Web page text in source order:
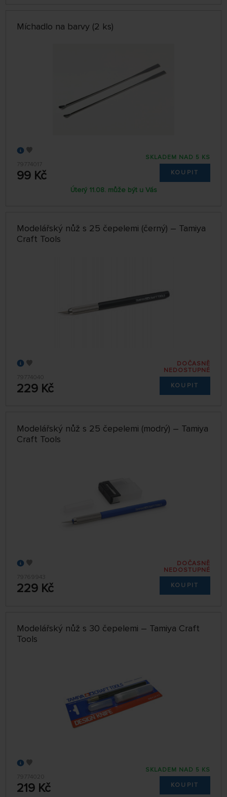
Míchadlo na barvy (2 ks)
79774017
99 Kč
SKLADEM NAD 5 KS
KOUPIT
Úterý 11.08. může být u Vás
Modelářský nůž s 25 čepelemi (černý) – Tamiya
Craft Tools
79774040
229 Kč
DOČASNĚ
NEDOSTUPNÉ
KOUPIT
Modelářský nůž s 25 čepelemi (modrý) – Tamiya
Craft Tools
79769943
229 Kč
DOČASNĚ
NEDOSTUPNÉ
KOUPIT
Modelářský nůž s 30 čepelemi – Tamiya Craft
Tools
79774020
219 Kč
SKLADEM NAD 5 KS
KOUPIT